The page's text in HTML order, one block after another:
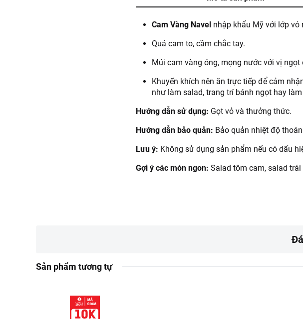
Cam Vàng Navel nhập khẩu Mỹ với lớp
Quả cam to, cầm chắc tay.
Múi cam vàng óng, mọng nước với vị
Khuyến khích nên ăn trực tiếp để cảm
như làm salad, trang trí bánh ngọt hay
Hướng dẫn sử dụng: Gọt vỏ và thưởng thức.
Hướng dẫn bảo quản: Bảo quản nhiệt độ
Lưu ý: Không sử dụng sản phẩm nếu có dấu
Gợi ý các món ngon: Salad tôm cam, salad trái
Sản phẩm tương tự